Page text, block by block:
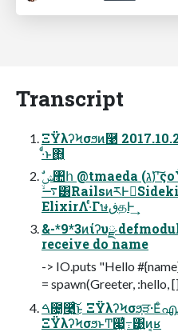
Transcript
ΞΫλʔϞσϧͷ࿩
·͑ͩͱ΋͖
࠷ۙ͸RailsͷཪͰಈ͘SidekiqͷδϣϒΛॻ͘࢓ࣄ͕ଟ͍Ͱ ͢
ElixirΛ·ͬͨΓษڧதͰ͢
&-*9*3ͷίʔυྫ
receive do name
-> IO.puts "Hello
= spawn(Greeter,
ࠓ೔͓࿩͍ͨ͜͠͠ͱ ΞΫλʔϞσϧ͕ੜ·Εͨഎܠ ΞΫλʔϞσϧ͸ԿΛղܾ͢Δͷ͔ʁ
ΞΫλʔϞσϧͱͲ͏෇͖߹͑͹͍͍ͷ͔ʁ